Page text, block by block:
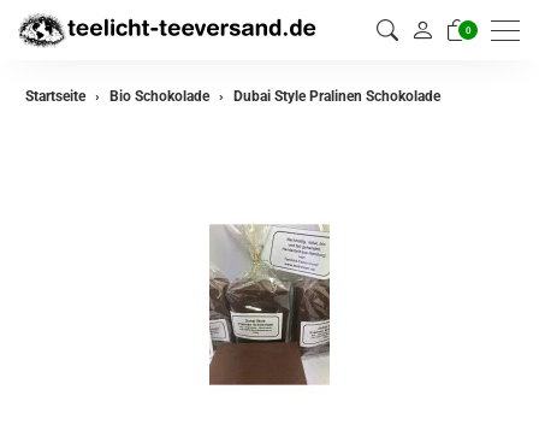
0
Startseite Bio Schokolade Dubai Style Pralinen Schokolade